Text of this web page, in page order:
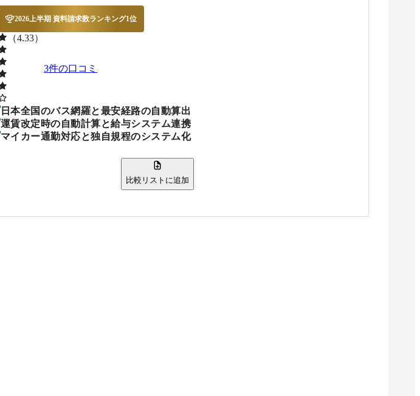
2026上半期 資料請求数ランキング1位
（4.33）
3件の口コミ
日本全国のバス網羅と最安経路の自動算出
運賃改定時の自動計算と給与システム連携
マイカー通勤対応と独自規程のシステム化
比較リストに追加